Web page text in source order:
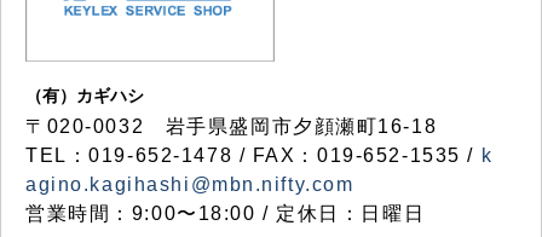
（有）カギハシ
〒020-0032 岩手県盛岡市夕顔瀬町16-18
TEL：019-652-1478 / FAX：019-652-1535 / k
agino.kagihashi@mbn.nifty.com
営業時間：9:00〜18:00 / 定休日：日曜日